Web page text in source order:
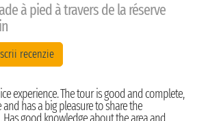
à pied à travers de la réserve
recenzie
experience. The tour is good and complete,
and has a big pleasure to share the